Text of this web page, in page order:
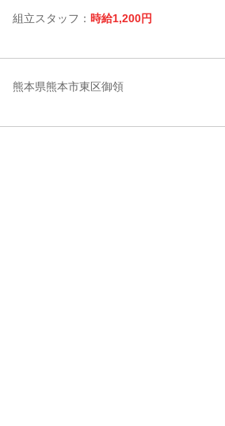
組立スタッフ： 時給1,200円
熊本県熊本市東区御領